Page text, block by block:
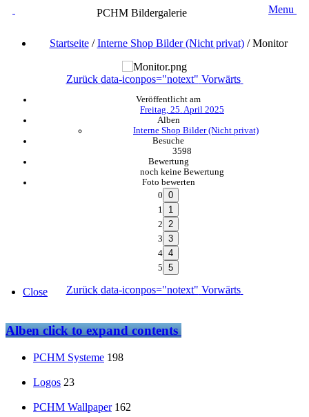
PCHM Bildergalerie Menu
Startseite/Interne Shop Bilder (Nicht privat)/Monitor
Zurück data-iconpos="notext" Vorwärts
Veröffentlicht am
Freitag, 25. April 2025
Alben
Interne Shop Bilder (Nicht privat)
Besuche
3598
Bewertung
noch keine Bewertung
Foto bewerten
0
1
2
3
4
5
Zurück data-iconpos="notext" Vorwärts
Close
Albenclick to expand contents
PCHM Systeme 198
Logos 23
PCHM Wallpaper 162